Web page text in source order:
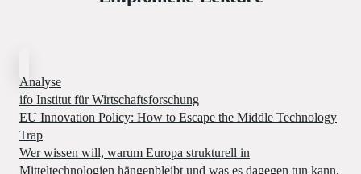
Analyse
ifo Institut für Wirtschaftsforschung
EU Innovation Policy: How to Escape the Middle Technology
Trap
Wer wissen will, warum Europa strukturell in
Mitteltechnologien hängenbleibt und was es dagegen tun kann,